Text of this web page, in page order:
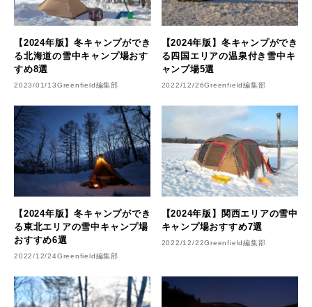
【2024年版】冬キャンプができ
る北海道の雪中キャンプ場おす
すめ8選
2023/01/13Greenfield編集部
【2024年版】冬キャンプができ
る四国エリアの温泉付き雪中キ
ャンプ場5選
2022/12/26Greenfield編集部
【2024年版】冬キャンプができ
る東北エリアの雪中キャンプ場
おすすめ6選
2022/12/24Greenfield編集部
【2024年版】関西エリアの雪中
キャンプ場おすすめ7選
2022/12/22Greenfield編集部